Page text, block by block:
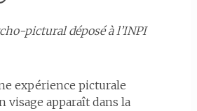
pictural déposé à l’INPI
expérience picturale
visage apparaît dans la